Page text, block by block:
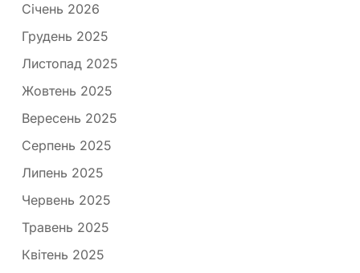
Січень 2026
Грудень 2025
Листопад 2025
Жовтень 2025
Вересень 2025
Серпень 2025
Липень 2025
Червень 2025
Травень 2025
Квітень 2025